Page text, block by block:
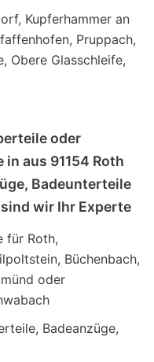
Kupferhammer an
Pruppach,
Obere Glasschleife,
oder
aus 91154 Roth
Badeunterteile
wir Ihr Experte
für Roth,
Büchenbach,
oder
Badeanzüge,